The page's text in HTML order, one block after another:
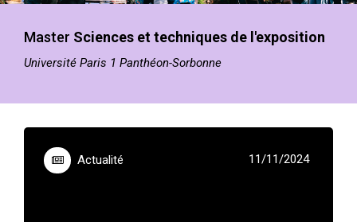
Master Sciences et techniques de l'exposition
Université Paris 1 Panthéon-Sorbonne
Actualité 11/11/2024